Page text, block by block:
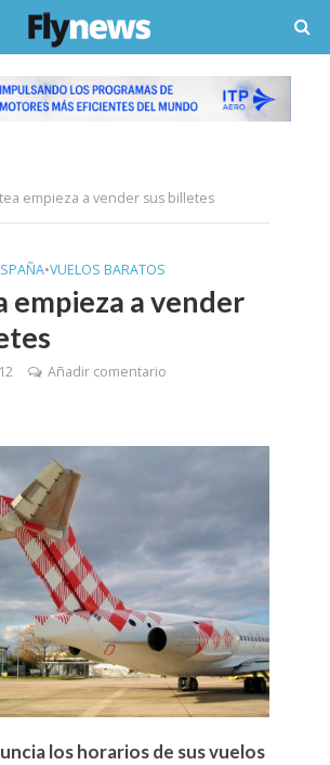
empieza a vender sus billetes
•VUELOS BARATOS
empieza a vender
Añadir comentario
los horarios de sus vuelos